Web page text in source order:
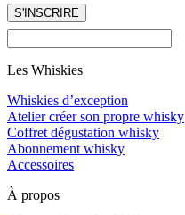
S'INSCRIRE
Les Whiskies
Whiskies d’exception
Atelier créer son propre whisky
Coffret dégustation whisky
Abonnement whisky
Accessoires
À propos